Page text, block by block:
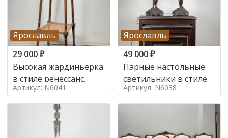
Ярославль
29 000₽
Высокая жардиньерка
в стиле ренессанс,
Артикул: N6041
Ярославль
49 000₽
Парные настольные
светильники в стиле
Артикул: N6038